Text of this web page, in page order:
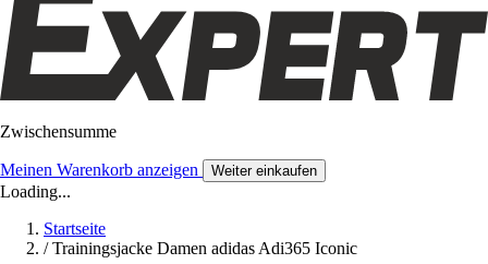
Zwischensumme
Meinen Warenkorb anzeigen Weiter einkaufen
Loading...
Startseite
/ Trainingsjacke Damen adidas Adi365 Iconic